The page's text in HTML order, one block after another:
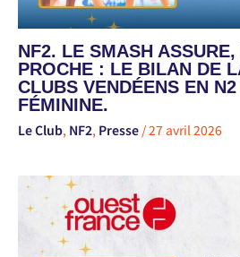
NF2. LE SMASH
PROCHE : LE BILAN DE
CLUBS VENDÉENS EN
FÉMININE.
Le Club, NF2, Presse /27 avril 2026